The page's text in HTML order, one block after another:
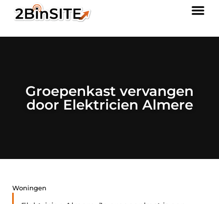
Groepenkast vervangen
door Elektricien Almere
Woningen